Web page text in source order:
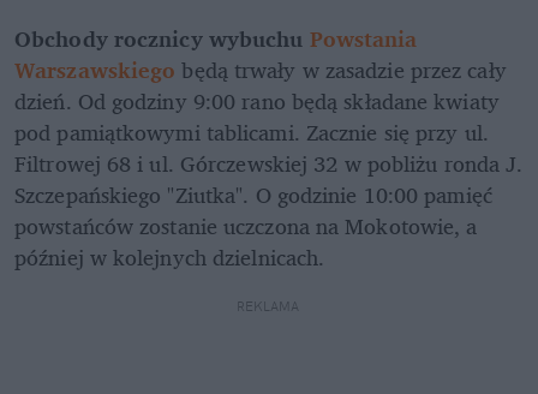
Obchody rocznicy wybuchu Powstania
Warszawskiego będą trwały w zasadzie przez cały
dzień. Od godziny 9:00 rano będą składane kwiaty
pod pamiątkowymi tablicami. Zacznie się przy ul.
Filtrowej 68 i ul. Górczewskiej 32 w pobliżu ronda J.
Szczepańskiego "Ziutka". O godzinie 10:00 pamięć
powstańców zostanie uczczona na Mokotowie, a
później w kolejnych dzielnicach.
REKLAMA